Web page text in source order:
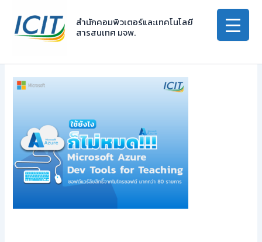
content
สำนักคอมพิวเตอร์และเทคโนโลยี
สารสนเทศ มจพ.